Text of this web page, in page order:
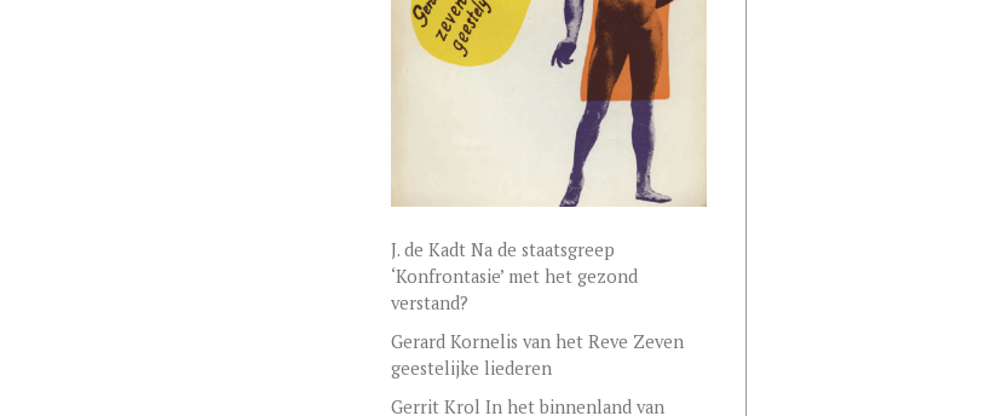
J. de Kadt Na de staatsgreep
‘Konfrontasie’ met het gezond
verstand?
Gerard Kornelis van het Reve Zeven
geestelijke liederen
Gerrit Krol In het binnenland van